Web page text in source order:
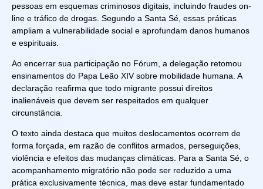
pessoas em esquemas criminosos digitais, incluindo fraudes on-
line e tráfico de drogas. Segundo a Santa Sé, essas práticas
ampliam a vulnerabilidade social e aprofundam danos humanos
e espirituais.
Ao encerrar sua participação no Fórum, a delegação retomou
ensinamentos do Papa Leão XIV sobre mobilidade humana. A
declaração reafirma que todo migrante possui direitos
inalienáveis que devem ser respeitados em qualquer
circunstância.
O texto ainda destaca que muitos deslocamentos ocorrem de
forma forçada, em razão de conflitos armados, perseguições,
violência e efeitos das mudanças climáticas. Para a Santa Sé, o
acompanhamento migratório não pode ser reduzido a uma
prática exclusivamente técnica, mas deve estar fundamentado